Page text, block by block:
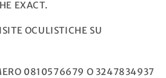
EXACT.
OCULISTICHE SU
0810576679 O 3247834937